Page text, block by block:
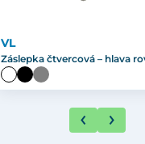
VL
Záslepka čtvercová – hlava